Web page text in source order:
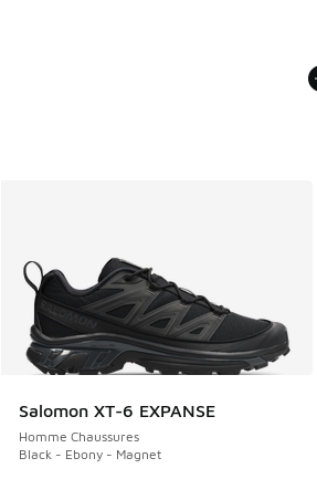
Salomon XT-6 EXPANSE
Homme Chaussures
Black - Ebony - Magnet